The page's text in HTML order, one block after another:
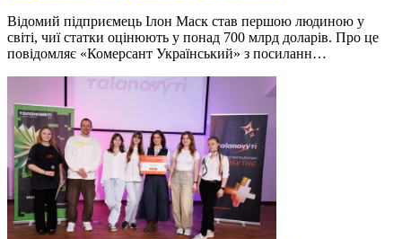
Відомий підприємець Ілон Маск став першою людиною у
світі, чиї статки оцінюють у понад 700 млрд доларів. Про це
повідомляє «Комерсант Український» з посиланн…